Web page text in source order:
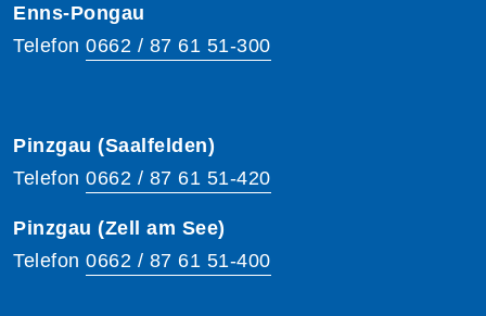
Enns-Pongau
Telefon 0662 / 87 61 51-300
Pinzgau (Saalfelden)
Telefon 0662 / 87 61 51-420
Pinzgau (Zell am See)
Telefon 0662 / 87 61 51-400